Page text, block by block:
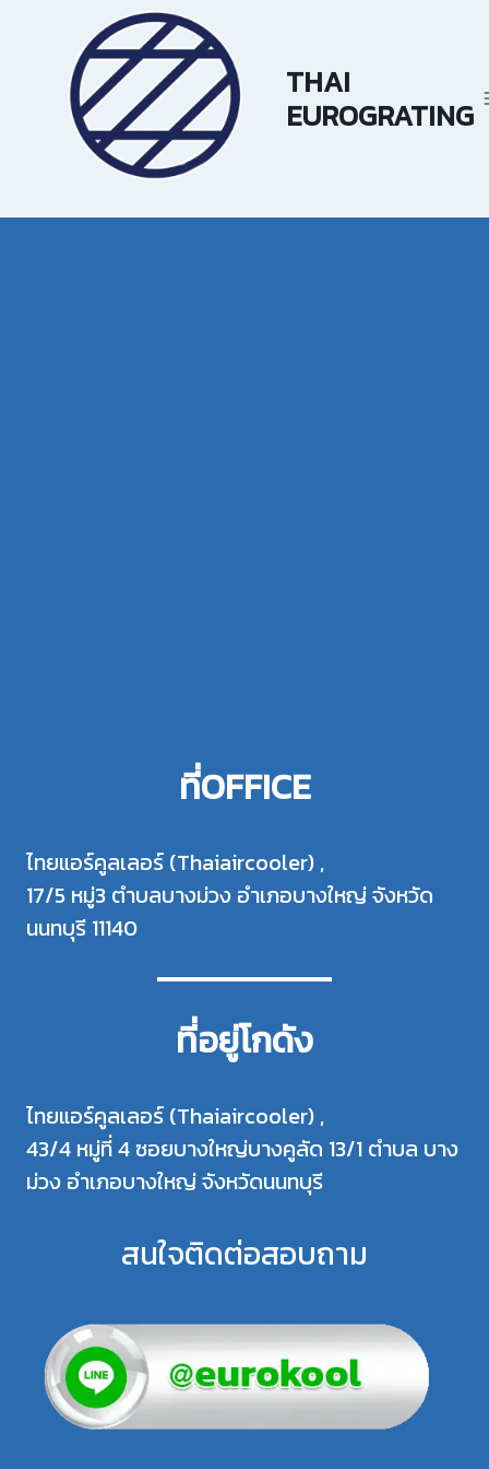
THAI
EUROGRATING
ที่OFFICE
ไทยแอร์คูลเลอร์ (Thaiaircooler) ,
17/5 หมู่3 ตำบลบางม่วง อำเภอบางใหญ่ จังหวัด
นนทบุรี 11140
ที่อยู่โกดัง
ไทยแอร์คูลเลอร์ (Thaiaircooler) ,
43/4 หมู่ที่ 4 ซอยบางใหญ่บางคูลัด 13/1 ตำบล บาง
ม่วง อำเภอบางใหญ่ จังหวัดนนทบุรี
สนใจติดต่อสอบถาม